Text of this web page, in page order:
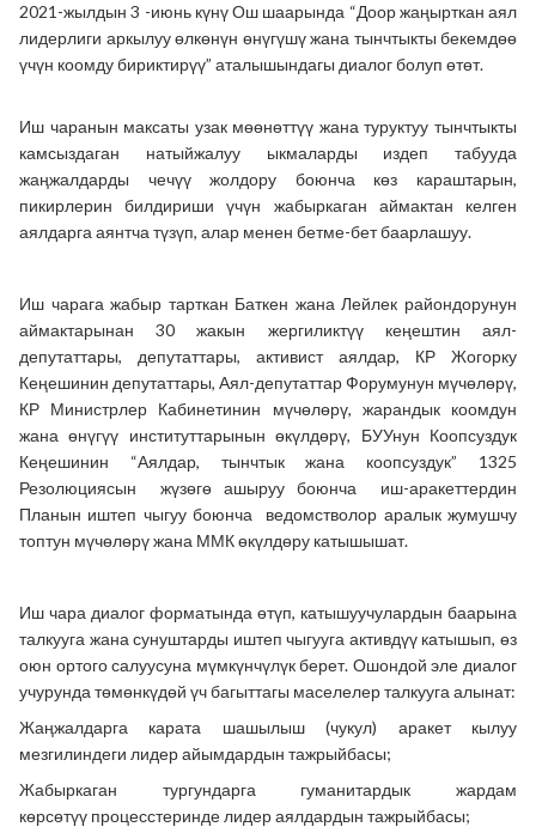
2021-жылдын 3 -июнь күнү Ош шаарында “Доор жаңырткан аял
лидерлиги аркылуу өлкөнүн өнүгүшү жана тынчтыкты бекемдөө
үчүн коомду бириктирүү” аталышындагы диалог болуп өтөт.
Иш чаранын максаты узак мөөнөттүү жана туруктуу тынчтыкты
камсыздаган натыйжалуу ыкмаларды издеп табууда
жаңжалдарды чечүү жолдору боюнча көз караштарын,
пикирлерин билдириши үчүн жабыркаган аймактан келген
аялдарга аянтча түзүп, алар менен бетме-бет баарлашуу.
Иш чарага жабыр тарткан Баткен жана Лейлек райондорунун
аймактарынан 30 жакын жергиликтүү кеңештин аял-
депутаттары, депутаттары, активист аялдар, КР Жогорку
Кеңешинин депутаттары, Аял-депутаттар Форумунун мүчөлөрү,
КР Министрлер Кабинетинин мүчөлөрү, жарандык коомдун
жана өнүгүү институттарынын өкүлдөрү, БУУнун Коопсуздук
Кеңешинин “Аялдар, тынчтык жана коопсуздук” 1325
Резолюциясын жүзөгө ашыруу боюнча иш-аракеттердин
Планын иштеп чыгуу боюнча ведомстволор аралык жумушчу
топтун мүчөлөрү жана ММК өкүлдөру катышышат.
Иш чара диалог форматында өтүп, катышуучулардын баарына
талкууга жана сунуштарды иштеп чыгууга активдүү катышып, өз
оюн ортого салуусуна мүмкүнчүлүк берет. Ошондой эле диалог
учурунда төмөнкүдөй үч багыттагы маселелер талкууга алынат:
Жаңжалдарга карата шашылыш (чукул) аракет кылуу
мезгилиндеги лидер айымдардын тажрыйбасы;
Жабыркаган тургундарга гуманитардык жардам
кѳрсѳтүү процесстеринде лидер аялдардын тажрыйбасы;